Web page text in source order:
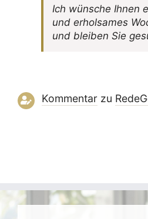
Ich wünsche Ihnen
und erhol­sames
und bleiben Sie
Kommentarzu